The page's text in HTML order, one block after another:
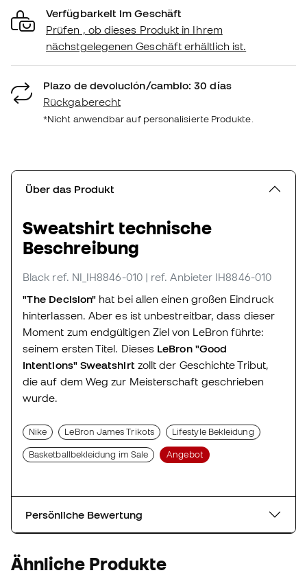
Verfügbarkeit im Geschäft
Prüfen , ob dieses Produkt in Ihrem
nächstgelegenen Geschäft erhältlich ist.
Plazo de devolución/cambio: 30 días
Rückgaberecht
*Nicht anwendbar auf personalisierte Produkte.
Über das Produkt
Sweatshirt technische
Beschreibung
Black ref. NI_IH8846-010 | ref. Anbieter IH8846-010
"The Decision" hat bei allen einen großen Eindruck
hinterlassen. Aber es ist unbestreitbar, dass dieser
Moment zum endgültigen Ziel von LeBron führte:
seinem ersten Titel. Dieses LeBron "Good
Intentions" Sweatshirt zollt der Geschichte Tribut,
die auf dem Weg zur Meisterschaft geschrieben
wurde.
Nike LeBron James Trikots Lifestyle Bekleidung
Basketballbekleidung im Sale Angebot
Persönliche Bewertung
Ähnliche Produkte